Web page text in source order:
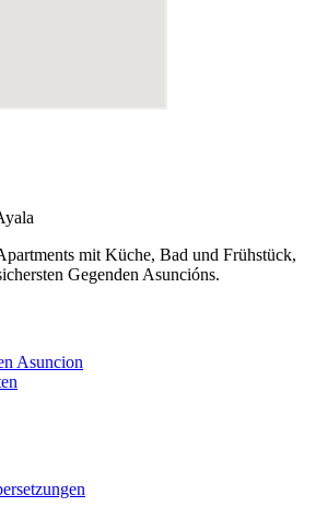
mit Küche, Bad und Frühstück,
Gegenden Asuncións.
Asuncion